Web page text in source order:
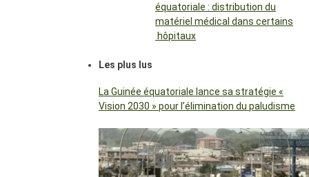
équatoriale : distribution du
matériel médical dans certains
hôpitaux
Les plus lus
La Guinée équatoriale lance sa stratégie «
Vision 2030 » pour l’élimination du paludisme